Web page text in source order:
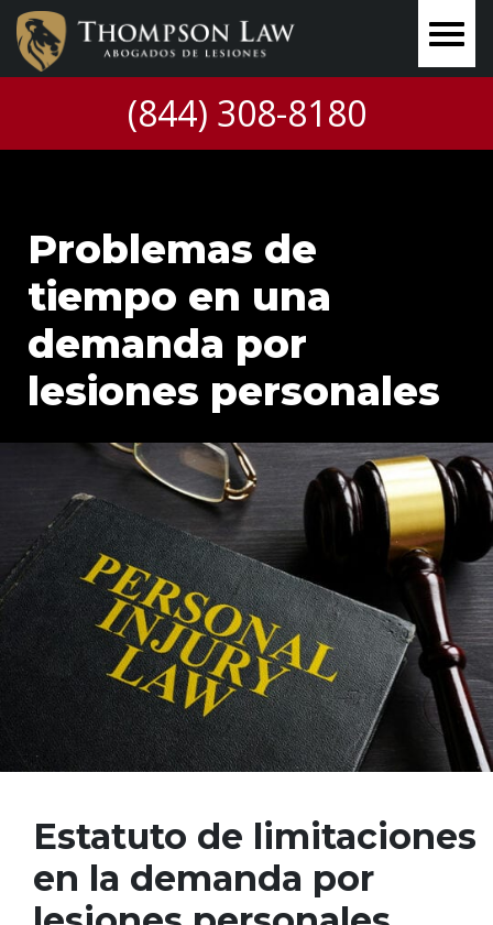
(844) 308-8180
Problemas de
tiempo en una
demanda por
lesiones personales
Estatuto de limitaciones
en la demanda por